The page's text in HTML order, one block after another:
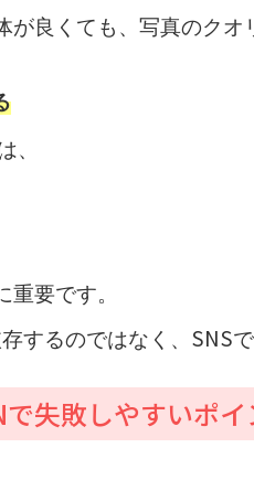
が良くても、写真のク
、
要です。
するのではなく、 SNS
で失敗しやすいポ